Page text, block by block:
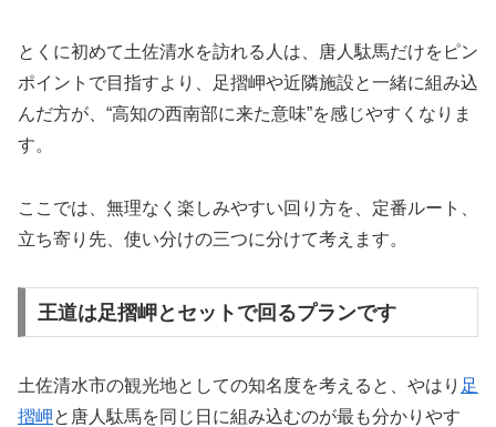
とくに初めて土佐清水を訪れる人は、唐人駄馬だけをピン
ポイントで目指すより、足摺岬や近隣施設と一緒に組み込
んだ方が、“高知の西南部に来た意味”を感じやすくなりま
す。
ここでは、無理なく楽しみやすい回り方を、定番ルート、
立ち寄り先、使い分けの三つに分けて考えます。
王道は足摺岬とセットで回るプランです
土佐清水市の観光地としての知名度を考えると、やはり 足
摺岬と唐人駄馬を同じ日に組み込むのが最も分かりやす